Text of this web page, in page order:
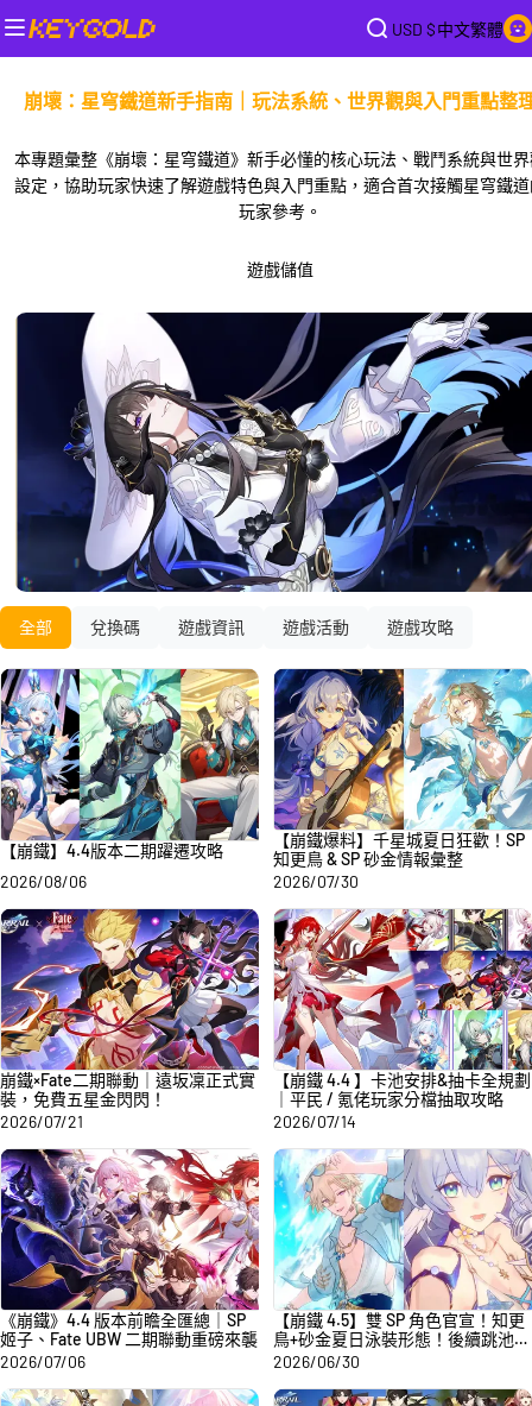
USD $中文繁體
崩壞：星穹鐵道新手指南｜玩法系統、世界觀與入門重點整
本專題彙整《崩壞：星穹鐵道》新手必懂的核心玩法、戰鬥系統與世
設定，協助玩家快速了解遊戲特色與入門重點，適合首次接觸星穹鐵
玩家參考。
遊戲儲值
全部 兌換碼 遊戲資訊 遊戲活動 遊戲攻略
【崩鐵】4.4版本二期躍遷攻略
2026/08/06
【崩鐵爆料】千星城夏日狂歡！SP
知更鳥 & SP 砂金情報彙整
2026/07/30
崩鐵×Fate二期聯動｜遠坂凜正式實
裝，免費五星金閃閃！
2026/07/21
【崩鐵 4.4 】卡池安排&抽卡全規劃
｜平民 / 氪佬玩家分檔抽取攻略
2026/07/14
《崩鐵》4.4 版本前瞻全匯總｜SP
姬子、Fate UBW 二期聯動重磅來襲
2026/07/06
【崩鐵 4.5】雙 SP 角色官宣！知更
鳥+砂金夏日泳裝形態！後續跳池規
劃一覽
2026/06/30